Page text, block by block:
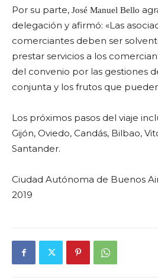
Por su parte, José Manuel Bello
delegación y afirmó: «Las
comerciantes deben ser
prestar servicios a los
del convenio por las gestiones
conjunta y los frutos que
Los próximos pasos del viaje
Gijón, Oviedo, Candás, Bilbao,
Santander.
Ciudad Autónoma de Buenos
2019